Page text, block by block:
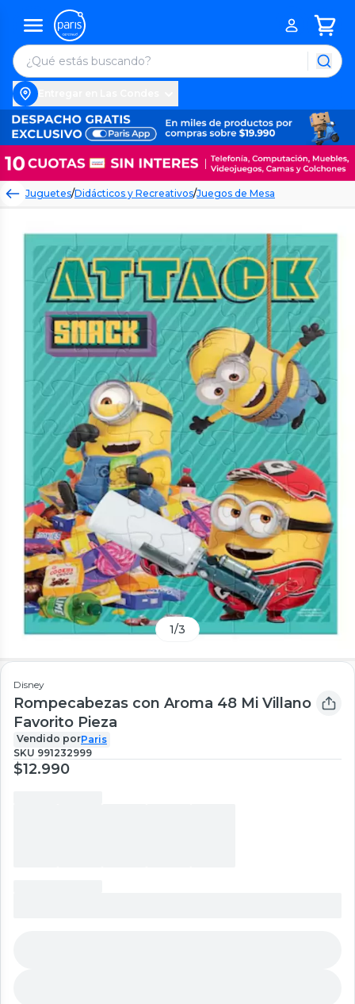
Juguetes/Didácticos y Recreativos/Juegos de Mesa
1/3
Disney
Rompecabezas con Aroma 48 Mi Villano
Favorito Pieza
Vendido porParis
SKU 991232999
$12.990